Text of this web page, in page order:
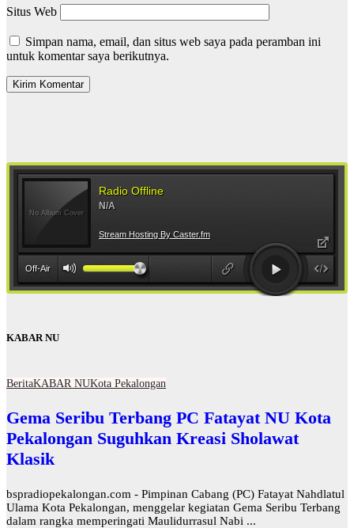
Situs Web
Simpan nama, email, dan situs web saya pada peramban ini
untuk komentar saya berikutnya.
KABAR NU
BeritaKABAR NUKota Pekalongan
Gema Seribu Terbang PC Fatayat NU Kota
Pekalongan Suguhkan Kreasi Sholawat
Klasik
bspradiopekalongan.com - Pimpinan Cabang (PC) Fatayat Nahdlatul
Ulama Kota Pekalongan, menggelar kegiatan Gema Seribu Terbang
dalam rangka memperingati Maulidurrasul Nabi ...